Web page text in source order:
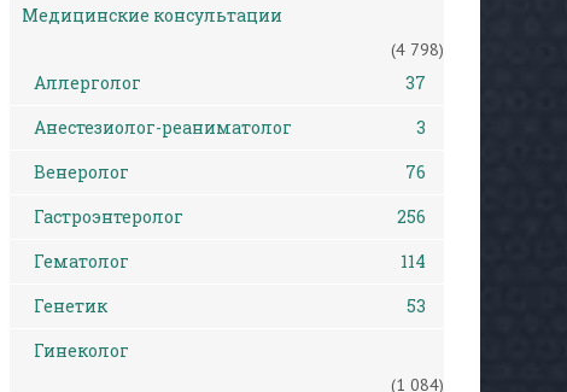
Медицинские консультации
(4 798)
Аллерголог
37
Анестезиолог-реаниматолог
3
Венеролог
76
Гастроэнтеролог
256
Гематолог
114
Генетик
53
Гинеколог
(1 084)